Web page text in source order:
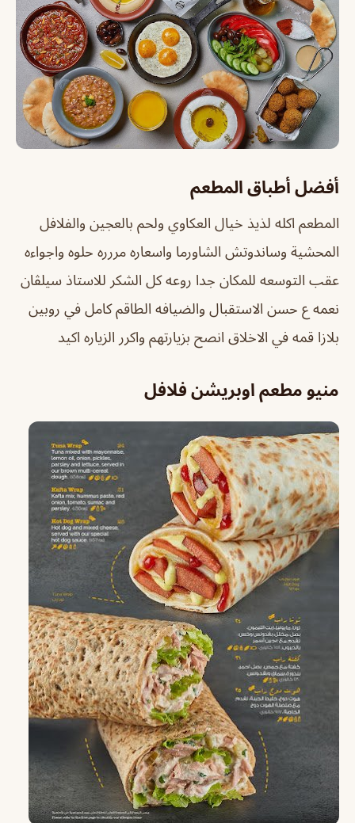
أفضل أطباق المطعم
المطعم اكله لذيذ خيال العكاوي ولحم بالعجين والفلافل
المحشية وساندوتش الشاورما واسعاره مررره حلوه واجواءه
عقب التوسعه للمكان جدا روعه كل الشكر للاستاذ سيلڤان
نعمه ع حسن الاستقبال والضيافه الطاقم كامل في روبين
بلازا قمه في الاخلاق انصح بزيارتهم واكرر الزياره اكيد
منيو مطعم اوبريشن فلافل